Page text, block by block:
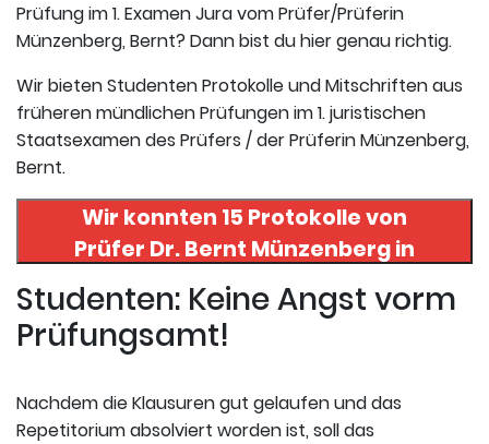
Prüfung im 1. Examen Jura vom Prüfer/Prüferin
Münzenberg, Bernt? Dann bist du hier genau richtig.
Wir bieten Studenten Protokolle und Mitschriften aus
früheren mündlichen Prüfungen im 1. juristischen
Staatsexamen des Prüfers / der Prüferin Münzenberg,
Bernt.
Wir konnten 15 Protokolle von
Prüfer Dr. Bernt Münzenbergin
uneserer Datenbank finden. Hier
registrieren und die Protokolle
abrufen.
Studenten: Keine Angst vorm
Prüfungsamt!
Nachdem die Klausuren gut gelaufen und das
Repetitorium absolviert worden ist, soll das